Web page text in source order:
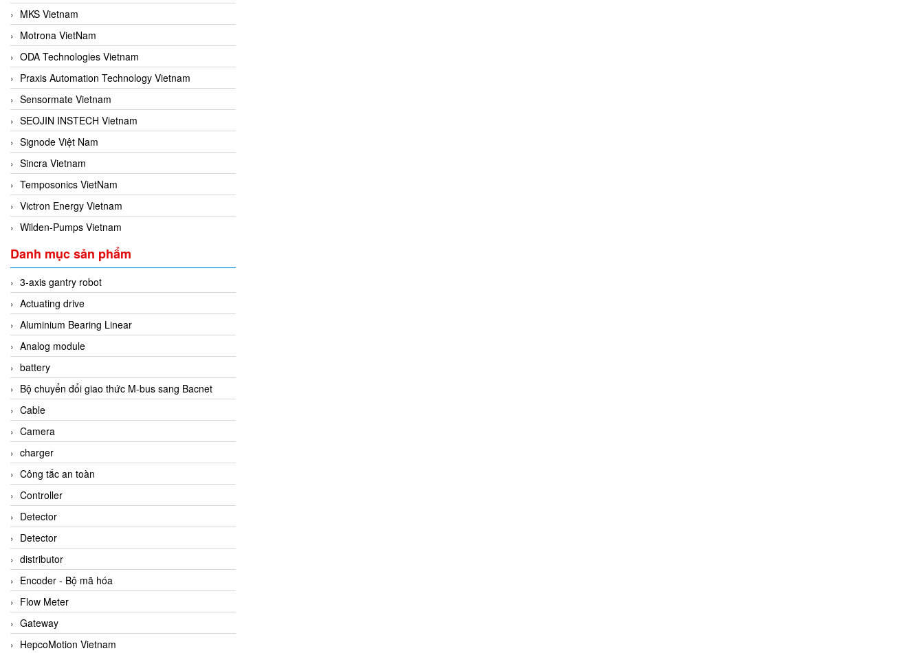
MKS Vietnam
Motrona VietNam
ODA Technologies Vietnam
Praxis Automation Technology Vietnam
Sensormate Vietnam
SEOJIN INSTECH Vietnam
Signode Việt Nam
Sincra Vietnam
Temposonics VietNam
Victron Energy Vietnam
Wilden-Pumps Vietnam
Danh mục sản phẩm
3-axis gantry robot
Actuating drive
Aluminium Bearing Linear
Analog module
battery
Bộ chuyển đổi giao thức M-bus sang Bacnet
Cable
Camera
charger
Công tắc an toàn
Controller
Detector
Detector
distributor
Encoder - Bộ mã hóa
Flow Meter
Gateway
HepcoMotion Vietnam